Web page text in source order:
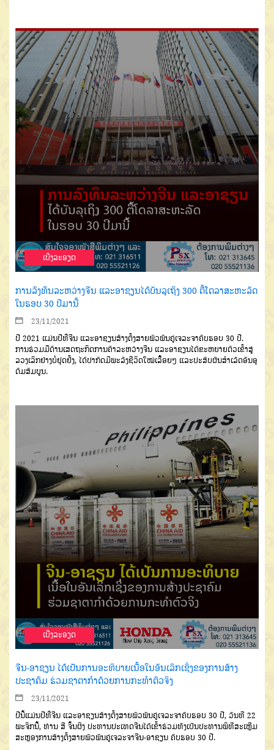
ເບີ່ງລະອຽດ
ການ​ລົງ​ທຶນ​​ລະ​ຫວ່າງ​ຈີນ​ ແລະ​ອາ​ຊຽນ​ໄດ້​ບັນ​ລຸ​ເຖິງ 300 ຕື້​ໂດ​ລາ​ສະ​ຫະ​ລັດ
​ໃນ​ຮອບ 30 ປີ​ມາ​ນີ້
23/11/2021
ປີ 2021 ແມ່ນ​ປີ​ທີ່​ຈີນ ​ແລະ​ອາ​ຊຽນ​ສ້າງ​​ຕັ້ງສາຍ​ພົວ​ພັນ​ຄູ່​ເຈ​ລະ​ຈາ​ຄົບ​ຮອບ 30 ປີ.
ການ​ຮ່ວມ​ມື​ດ້ານ​ເສດ​ຖະ​ກິດ​ການ​ຄ້າ​ລະ​ຫວ່າງ​ຈີນ​ ແລະ​ອາ​ຊຽນ​ໄດ້​ຂະ​ຫຍາຍ​​ຕົວ​ເຂົ້າ​ສູ່​
ລວງ​ເລິກ​ຢ່າງ​ບໍ່​ຢຸດ​ຢັ້ງ, ໄດ້​ປາ​ກົດ​ມີ​ພະ​ລັງ​ຊີ​ວິດ​ໃໝ່​ເລື້ອຍໆ ແລະປະ​ສົບ​ຜົນ​ສຳ​ເລັດ​ອັນ​ອຸ​
ດົມ​ສົມ​ບູນ.
ເບີ່ງລະອຽດ
ຈີນ-ອາຊຽນ ໄດ້ເປັນການອະທິບາຍເນື້ອໃນອັນເລິກເຊິ່ງຂອງການສ້າງ
ປະຊາຄົມ ຮ່ວມຊາຕາກຳດ້ວຍການກະທຳຕົວຈິງ
23/11/2021
ປີນີ້ແມ່ນປີທີ່ຈີນ ແລະອາຊຽນສ້າງຕັ້ງສາຍພົວພັນຄູ່ເຈລະຈາຄົບຮອບ 30 ປີ, ວັນທີ 22
ພະຈິກນີ້, ທ່ານ ສີ ຈິ້ນຜິງ ປະທານປະເທດຈີນໄດ້ເຂົ້າຮ່ວມທັງເປັນປະທານພິທີສະເຫຼີມ
ສະຫຼອງການສ້າງຕັ້ງສາຍພົວພັນຄູ່ເຈລະຈາຈີນ-ອາຊຽນ ຄົບຮອບ 30 ປີ.